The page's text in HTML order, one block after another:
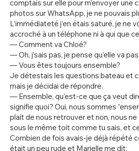
comptais sur elle pour m’envoyer une
photos sur WhatsApp, je ne pouvais
L’immédiateté j’en étais saturé, je ne
accroché à un téléphone ni à qui que
— Comment va Chloé?
— Oh, j’sais pas, je pense qu’elle va
— Vous êtes toujours ensemble?
Je détestais les questions bateau et
mais je décidai de répondre.
— Ensemble, qu’est-ce que ça veut
signifie quoi? Oui, nous sommes
plait de nous retrouver et non, nous
sous le même toit comme tu sais, et
Combien de fois avais-je déjà répété
était un peu rude et Marielle me dit: